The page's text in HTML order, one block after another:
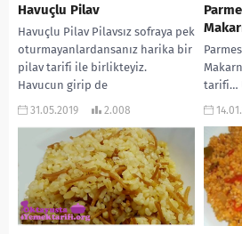
Havuçlu Pilav
Havuçlu Pilav Pilavsız sofraya pek
oturmayanlardansanız harika bir
pilav tarifi ile birlikteyiz.
Havucun girip de
lezzetlendirmediği bir yemek
31.05.2019 2.008
tarifi…
basit.